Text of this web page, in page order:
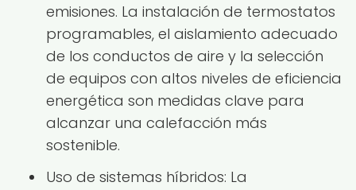
emisiones. La instalación de termostatos
programables, el aislamiento adecuado
de los conductos de aire y la selección
de equipos con altos niveles de eficiencia
energética son medidas clave para
alcanzar una calefacción más
sostenible.
Uso de sistemas híbridos: La